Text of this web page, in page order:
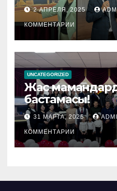
2 АПРЕЛЯ, 2025
КОММЕНТАРИИ
UNCATEGORIZED
Жас
бастамасы!
31 МАРТА, 2025
КОММЕНТАРИИ